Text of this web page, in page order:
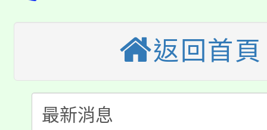
視費優惠，中低收入戶
半價優惠，詳情可洽有
者。
大園自造教育及科技中
份教師增能研習
大溪自造教育及科技
份教師研習
淨零綠生活教案入校路
會
115年食農教育專業人
返回首頁